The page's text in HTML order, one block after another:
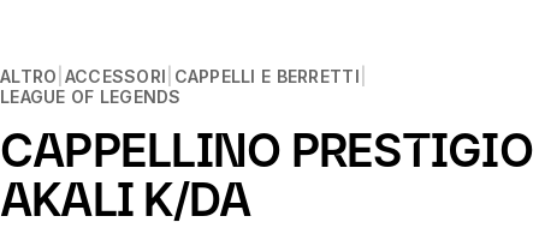
ALTRO ACCESSORI CAPPELLI E BERRETTI
LEAGUE OF LEGENDS
CAPPELLINO PRESTIGIO
AKALI K/DA